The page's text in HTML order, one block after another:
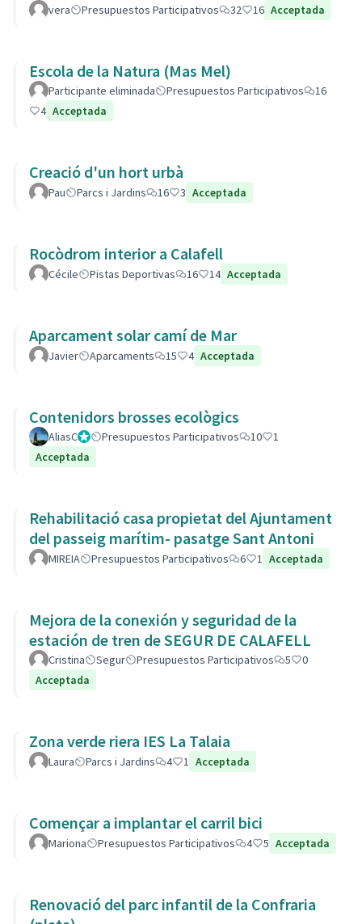
vera Presupuestos Participativos 32 16 Acceptada
Escola de la Natura (Mas Mel)
Participante eliminada Presupuestos Participativos
16
4 Acceptada
Creació d'un hort urbà
Pau Parcs i Jardins 16 3 Acceptada
Rocòdrom interior a Calafell
Cécile Pistas Deportivas 16 14 Acceptada
Aparcament solar camí de Mar
Javier Aparcaments 15 4 Acceptada
Contenidors brosses ecològics
AliasCGestorPresupuestos Participativos 10
1
Acceptada
Rehabilitació casa propietat del Ajuntament
del passeig marítim- pasatge Sant Antoni
MIREIA Presupuestos Participativos 6 1 Acceptada
Mejora de la conexión y seguridad de la
estación de tren de SEGUR DE CALAFELL
Cristina Segur Presupuestos Participativos 5
0
Acceptada
Zona verde riera IES La Talaia
Laura Parcs i Jardins 4 1 Acceptada
Començar a implantar el carril bici
Mariona Presupuestos Participativos 4 5 Acceptada
Renovació del parc infantil de la Confraria